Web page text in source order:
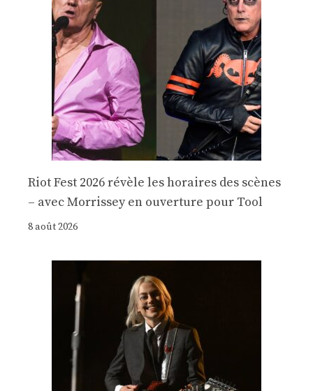
Riot Fest 2026 révèle les horaires des scènes
– avec Morrissey en ouverture pour Tool
8 août 2026